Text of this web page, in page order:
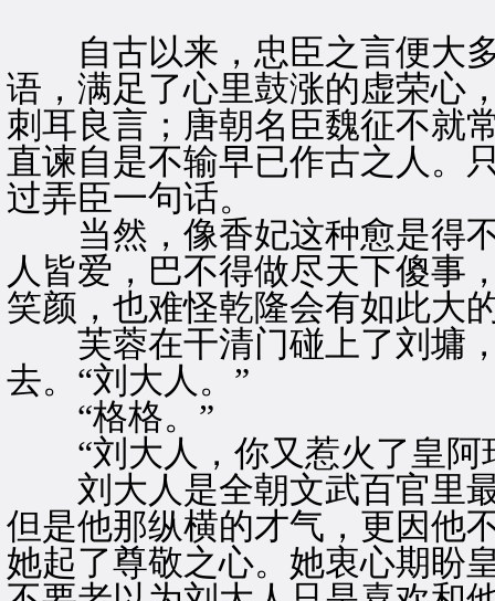
自古以来，忠臣之言便大多
语，满足了心里鼓涨的虚荣心
刺耳良言；唐朝名臣魏征不就
直谏自是不输早已作古之人。
过弄臣一句话。
当然，像香妃这种愈是得不
人皆爱，巴不得做尽天下傻事
笑颜，也难怪乾隆会有如此大
芙蓉在干清门碰上了刘墉，
去。“刘大人。”
“格格。”
“刘大人，你又惹火了皇阿
刘大人是全朝文武百官里最
但是他那纵横的才气，更因他
她起了尊敬之心。她衷心期盼